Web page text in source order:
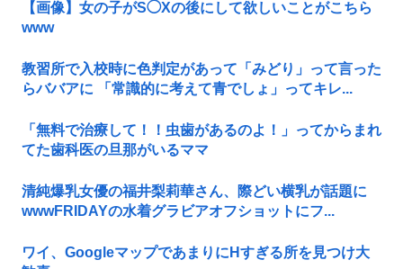
【画像】女の子がS◯Xの後にして欲しいことがこちら
www
教習所で入校時に色判定があって「みどり」って言った
らババアに 「常識的に考えて青でしょ」ってキレ...
「無料で治療して！！虫歯があるのよ！」ってからまれ
てた歯科医の旦那がいるママ
清純爆乳女優の福井梨莉華さん、際どい横乳が話題に
wwwFRIDAYの水着グラビアオフショットにフ...
ワイ、GoogleマップであまりにΗすぎる所を見つけ大